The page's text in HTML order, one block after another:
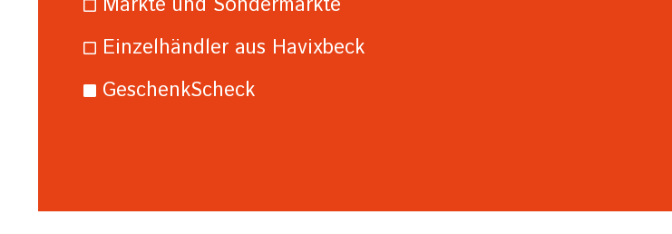
Einzelhändler aus Havixbeck
GeschenkScheck